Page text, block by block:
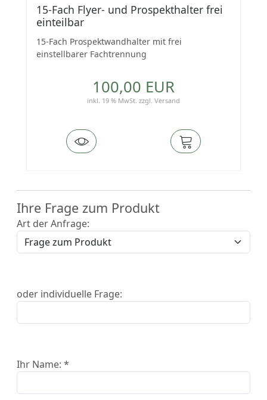
15-Fach Flyer- und Prospekthalter frei
einteilbar
15-Fach Prospektwandhalter mit frei
einstellbarer Fachtrennung
100,00 EUR
inkl. 19 % MwSt. zzgl. Versand
Ihre Frage zum Produkt
Art der Anfrage:
oder individuelle Frage:
Ihr Name: *